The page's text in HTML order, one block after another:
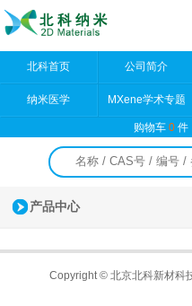
北科首页 公司简介
纳米医学 MXene学术专题
购物车0件
产品中心
Copyright © 北京北科新材科